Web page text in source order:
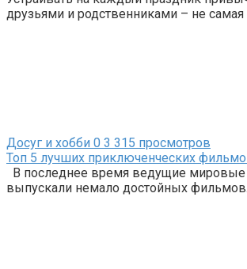
друзьями и родственниками – не
Досуг и хобби 0 3 315 просмотров
Топ 5 лучших приключенческих
В последнее время ведущие мировые
выпускали немало достойных